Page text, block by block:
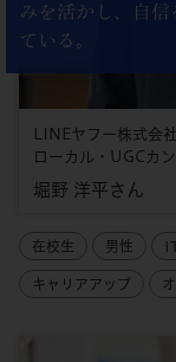
みを活かし、自信
ている。
LINEヤフー株式会社
ローカル・UGCカ
堀野 洋平さん
在校生 男性
キャリアアップ